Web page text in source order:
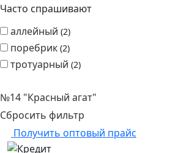
Часто спрашивают
аллейный 2
поребрик 2
тротуарный 2
№14 "Красный агат"
Сбросить фильтр
Получить оптовый прайс